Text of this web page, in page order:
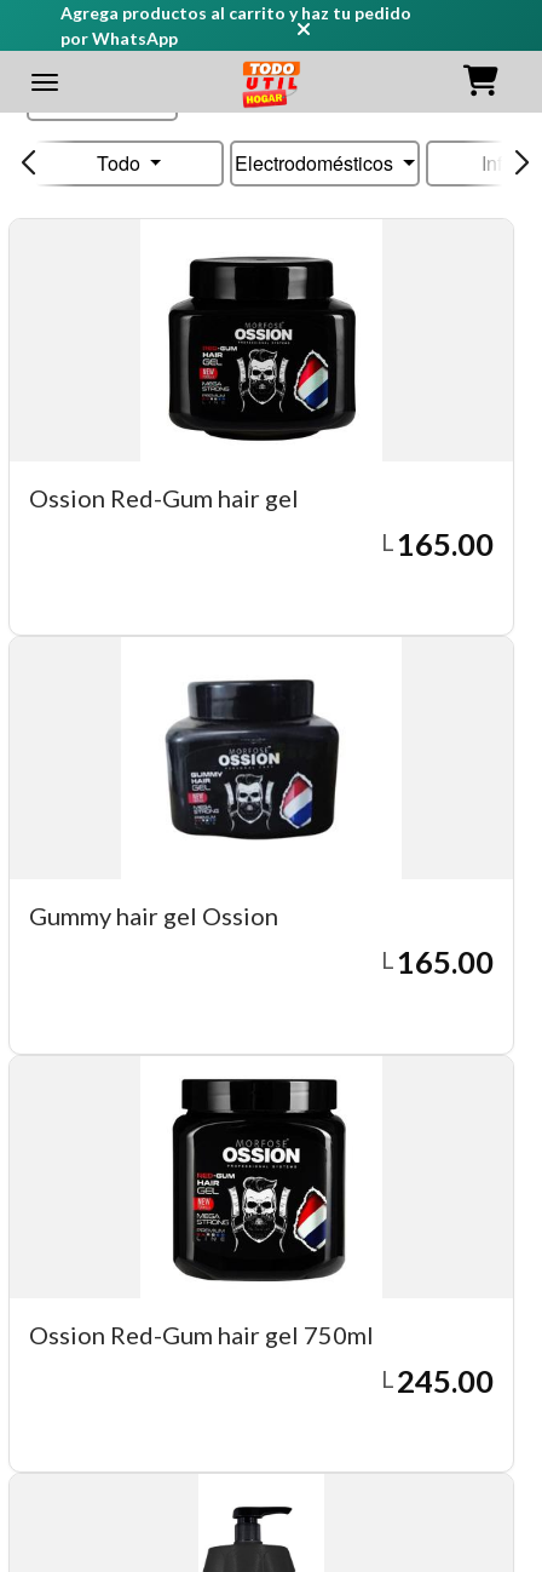
Agrega productos al carrito y haz tu pedido
por WhatsApp
Ordenar
Todo Electrodomésticos
Ossion Red-Gum hair gel
L165.00
Gummy hair gel Ossion
L165.00
Ossion Red-Gum hair gel 750ml
L245.00